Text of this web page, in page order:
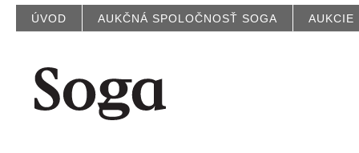
ÚVOD AUKČNÁ SPOLOČNOSŤ SOGA AUKCIE